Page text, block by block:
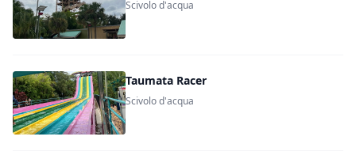
Scivolo d'acqua
Taumata Racer
Scivolo d'acqua